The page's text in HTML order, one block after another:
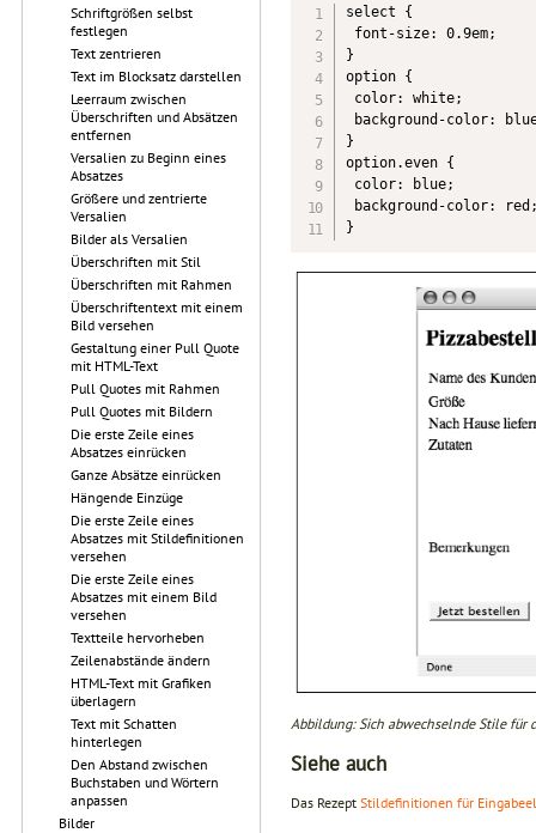
Schriftgrößen selbst
festlegen
Text zentrieren
Text im Blocksatz darstellen
Leerraum zwischen
Überschriften und Absätzen
entfernen
Versalien zu Beginn eines
Absatzes
Größere und zentrierte
Versalien
Bilder als Versalien
Überschriften mit Stil
Überschriften mit Rahmen
Überschriftentext mit einem
Bild versehen
Gestaltung einer Pull Quote
mit HTML-Text
Pull Quotes mit Rahmen
Pull Quotes mit Bildern
Die erste Zeile eines
Absatzes einrücken
Ganze Absätze einrücken
Hängende Einzüge
Die erste Zeile eines
Absatzes mit Stildefinitionen
versehen
Die erste Zeile eines
Absatzes mit einem Bild
versehen
Textteile hervorheben
Zeilenabstände ändern
HTML-Text mit Grafiken
überlagern
Text mit Schatten
hinterlegen
Den Abstand zwischen
Buchstaben und Wörtern
anpassen
Bilder
select {
font-size: 0.9em;
}
option {
color: white;
background-color:
}
option.even {
color: blue;
background-color:
}
Abbildung: Sich abwechselnde Stile
Siehe auch
Das Rezept Stildefinitionen für